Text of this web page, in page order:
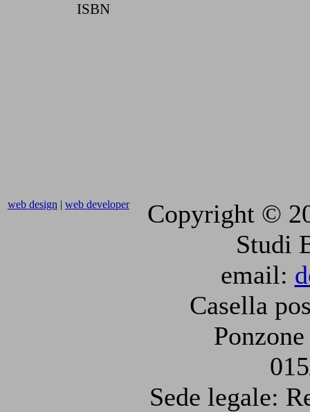
ISBN
web design | web developer
Copyright ©
Studi
email:
Casella
Sede legale: